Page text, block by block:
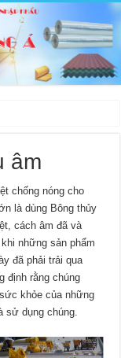
âm
chống nóng cho
là dùng Bông thủy
cách âm đã và
những sản phẩm
đã phải trải qua
định rằng chúng
khỏe của những
sử dụng chúng.